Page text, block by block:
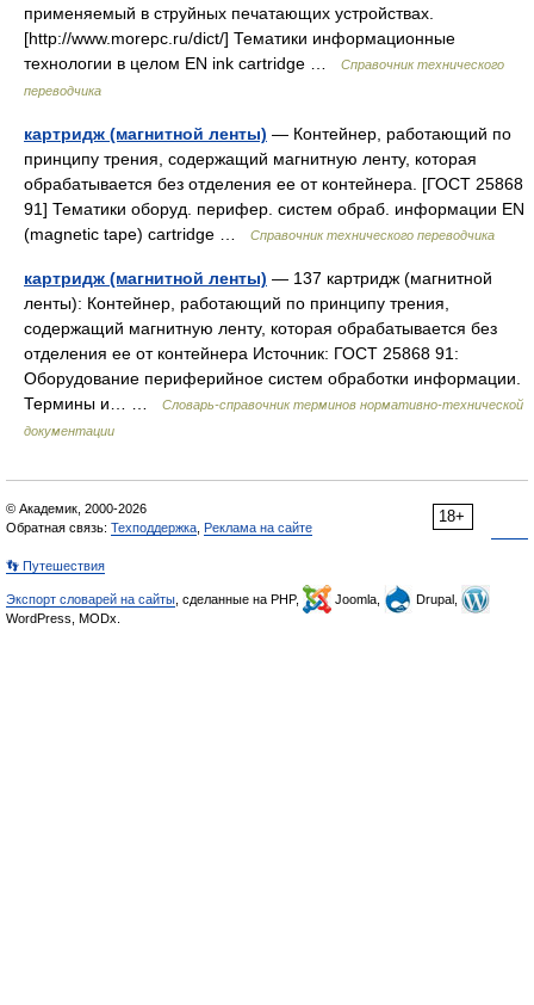
применяемый в струйных печатающих устройствах.
[http://www.morepc.ru/dict/] Тематики информационные
технологии в целом EN ink cartridge …
Справочник технического
переводчика
картридж (магнитной ленты) — Контейнер, работающий по
принципу трения, содержащий магнитную ленту, которая
обрабатывается без отделения ее от контейнера. [ГОСТ 25868
91] Тематики оборуд. перифер. систем обраб. информации EN
(magnetic tape) cartridge …
Справочник технического переводчика
картридж (магнитной ленты) — 137 картридж (магнитной
ленты): Контейнер, работающий по принципу трения,
содержащий магнитную ленту, которая обрабатывается без
отделения ее от контейнера Источник: ГОСТ 25868 91:
Оборудование периферийное систем обработки информации.
Термины и… …
Словарь-справочник терминов нормативно-технической
документации
18+
© Академик, 2000-2026
Обратная связь: Техподдержка Реклама на сайте
👣 Путешествия
Экспорт словарей на сайты , сделанные на PHP, Joomla,
Drupal,
WordPress, MODx.